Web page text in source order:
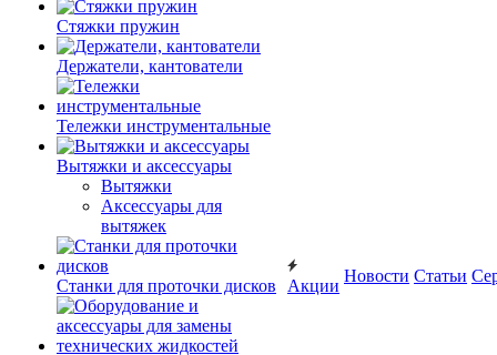
Стяжки пружин
Держатели, кантователи
Тележки инструментальные
Вытяжки и аксессуары
Вытяжки
Аксессуары для
вытяжек
Станки для проточки дисков Акции
Новости Статьи